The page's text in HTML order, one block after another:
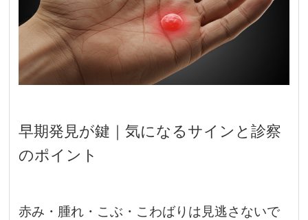
早期発見が鍵｜気になるサインと診察
のポイント
赤み・腫れ・こぶ・こわばりは見逃さないで